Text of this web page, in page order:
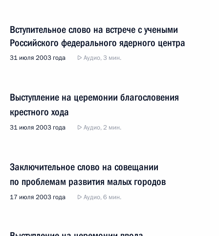
Вступительное слово на встрече с учеными
Российского федерального ядерного центра
31 июля 2003 года Аудио, 3 мин.
Выступление на церемонии благословения
крестного хода
31 июля 2003 года Аудио, 2 мин.
Заключительное слово на совещании
по проблемам развития малых городов
17 июля 2003 года Аудио, 6 мин.